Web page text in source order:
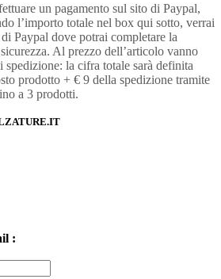
un pagamento sul sito di Paypal,
l’importo totale nel box qui sotto, verrai
Paypal dove potrai completare la
Al prezzo dell’articolo vanno
spedizione: la cifra totale sarà definita
prodotto + € 9 della spedizione tramite
a 3 prodotti.
: